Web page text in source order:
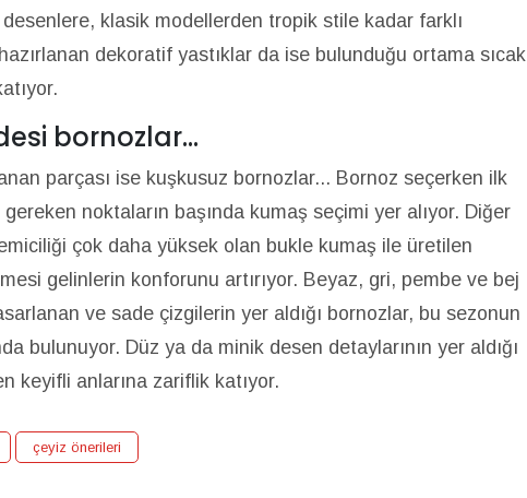
klasik modellerden tropik stile kadar farklı
dekoratif yastıklar da ise bulunduğu ortama sıcak
bornozlar...
parçası ise kuşkusuz bornozlar... Bornoz seçerken ilk
noktaların başında kumaş seçimi yer alıyor. Diğer
çok daha yüksek olan bukle kumaş ile üretilen
gelinlerin konforunu artırıyor. Beyaz, gri, pembe ve bej
ve sade çizgilerin yer aldığı bornozlar, bu sezonun
bulunuyor. Düz ya da minik desen detaylarının yer aldığı
keyifli anlarına zariflik katıyor.
çeyiz önerileri